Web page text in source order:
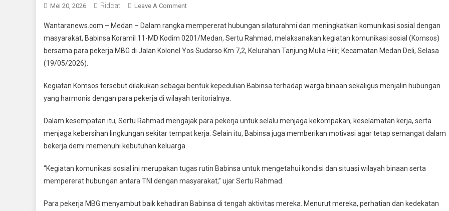
Mei 20, 2026 Ridcat Leave A CommentOn
Koramil
11-
MD
Pekerja
MBG
Tanjung
Mulia
Wantaranews.com – Medan – Dalam rangka mempererat hubungan silaturahmi dan meningkatkan komunikasi sosial dengan
masyarakat, Babinsa Koramil 11-MD Kodim 0201/Medan, Sertu Rahmad, melaksanakan kegiatan komunikasi sosial (Komsos)
bersama para pekerja MBG di Jalan Kolonel Yos Sudarso Km 7,2, Kelurahan Tanjung Mulia Hilir, Kecamatan Medan Deli, Selasa
(19/05/2026).
Kegiatan Komsos tersebut dilakukan sebagai bentuk kepedulian Babinsa terhadap warga binaan sekaligus menjalin hubungan
yang harmonis dengan para pekerja di wilayah teritorialnya.
Dalam kesempatan itu, Sertu Rahmad mengajak para pekerja untuk selalu menjaga kekompakan, keselamatan kerja, serta
menjaga kebersihan lingkungan sekitar tempat kerja. Selain itu, Babinsa juga memberikan motivasi agar tetap semangat dalam
bekerja demi memenuhi kebutuhan keluarga.
“Kegiatan komunikasi sosial ini merupakan tugas rutin Babinsa untuk mengetahui kondisi dan situasi wilayah binaan serta
mempererat hubungan antara TNI dengan masyarakat,” ujar Sertu Rahmad.
Para pekerja MBG menyambut baik kehadiran Babinsa di tengah aktivitas mereka. Menurut mereka, perhatian dan kedekatan